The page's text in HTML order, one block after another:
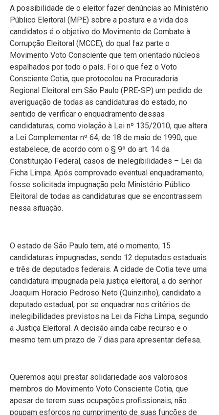
A possibilidade de o eleitor fazer denúncias ao Ministério
Público Eleitoral (MPE) sobre a postura e a vida dos
candidatos é o objetivo do Movimento de Combate à
Corrupção Eleitoral (MCCE), do qual faz parte o
Movimento Voto Consciente que tem orientado núcleos
espalhados por todo o país. Foi o que fez o Voto
Consciente Cotia, que protocolou na Procuradoria
Regional Eleitoral em São Paulo (PRE-SP) um pedido de
averiguação de todas as candidaturas do estado, no
sentido de verificar o enquadramento dessas
candidaturas, como violação à Lei nº 135/2010, que altera
a Lei Complementar nº 64, de 18 de maio de 1990, que
estabelece, de acordo com o § 9º do art. 14 da
Constituição Federal, casos de inelegibilidades – Lei da
Ficha Limpa. Após comprovado eventual enquadramento,
fosse solicitada impugnação pelo Ministério Público
Eleitoral de todas as candidaturas que se encontrassem
nessa situação.
O estado de São Paulo tem, até o momento, 15
candidaturas impugnadas, sendo 12 deputados estaduais
e três de deputados federais. A cidade de Cotia teve uma
candidatura impugnada pela justiça eleitoral, a do senhor
Joaquim Horacio Pedroso Neto (Quinzinho), candidato a
deputado estadual, por se enquadrar nos critérios de
inelegibilidades previstos na Lei da Ficha Limpa, segundo
a Justiça Eleitoral. A decisão ainda cabe recurso e o
mesmo tem um prazo de 7 dias para apresentar defesa.
Queremos aqui prestar solidariedade aos valorosos
membros do Movimento Voto Consciente Cotia, que
apesar de terem suas ocupações profissionais, não
poupam esforços no cumprimento de suas funções de